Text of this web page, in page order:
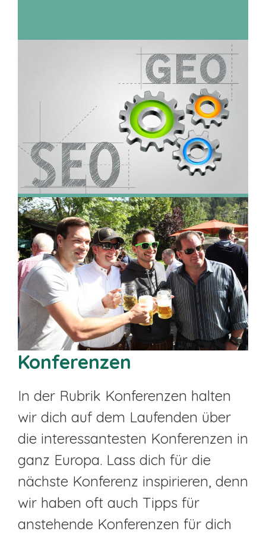
Konferenzen
In der Rubrik Konferenzen halten
wir dich auf dem Laufenden über
die interessantesten Konferenzen in
ganz Europa. Lass dich für die
nächste Konferenz inspirieren, denn
wir haben oft auch Tipps für
anstehende Konferenzen für dich